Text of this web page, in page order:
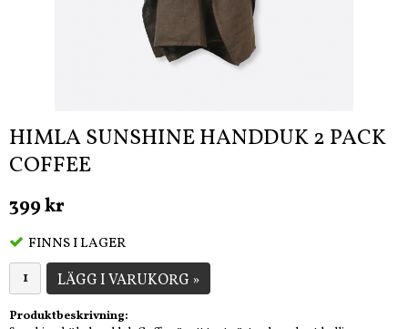
HIMLA SUNSHINE HANDDUK 2 PACK
COFFEE
399 kr
FINNS I LAGER
LÄGG I VARUKORG »
Produktbeskrivning: